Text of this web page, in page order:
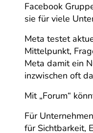
Facebook
sie für viele
Meta testet
Mittelpunkt,
Meta damit ein
inzwischen oft
Mit „Forum“
Für
für Sichtbarkeit,